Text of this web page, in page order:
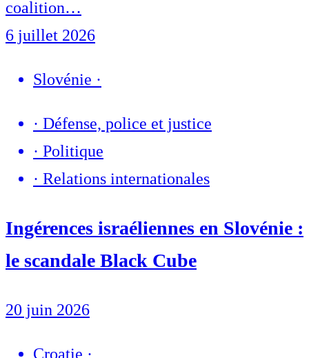
coalition…
6 juillet 2026
Slovénie ·
· Défense, police et justice
· Politique
· Relations internationales
Ingérences israéliennes en Slovénie :
le scandale Black Cube
20 juin 2026
Croatie ·